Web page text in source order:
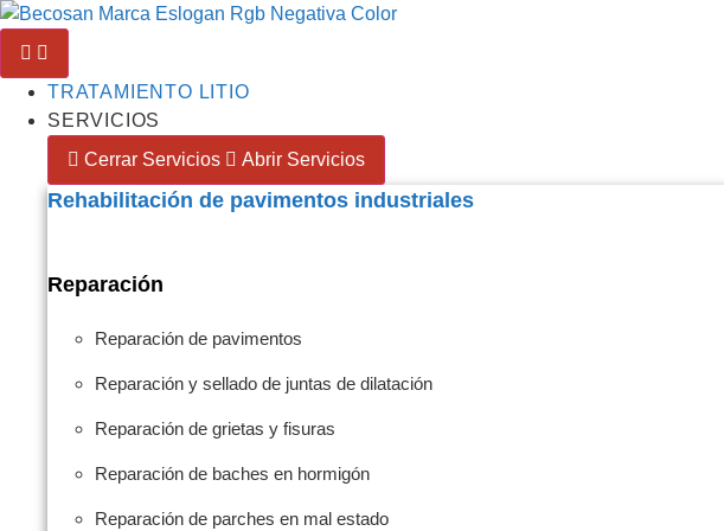
TRATAMIENTO LITIO
SERVICIOS
Cerrar Servicios
Abrir Servicios
Rehabilitación de pavimentos industriales
Reparación
Reparación de pavimentos
Reparación y sellado de juntas de dilatación
Reparación de grietas y fisuras
Reparación de baches en hormigón
Reparación de parches en mal estado